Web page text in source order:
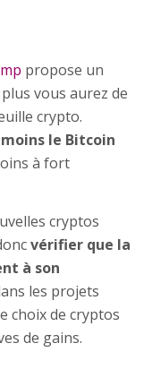
propose un
vous aurez de
crypto.
le Bitcoin
à fort
cryptos
vérifier que la
à son
les projets
choix de cryptos
de gains.